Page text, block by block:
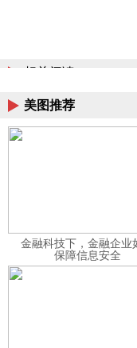
相关阅读
美图推荐
金融科技下，金融企业
保障信息安全